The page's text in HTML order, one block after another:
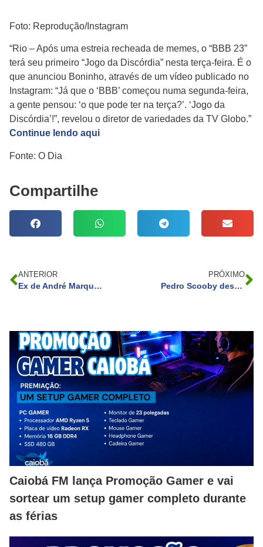
Foto: Reprodução/Instagram
“Rio – Após uma estreia recheada de memes, o “BBB 23”
terá seu primeiro “Jogo da Discórdia” nesta terça-feira. É o
que anunciou Boninho, através de um vídeo publicado no
Instagram: “Já que o ‘BBB’ começou numa segunda-feira,
a gente pensou: ‘o que pode ter na terça?’. ‘Jogo da
Discórdia’!”, revelou o diretor de variedades da TV Globo.”
Continue lendo aqui
Fonte: O Dia
Compartilhe
ANTERIOR
Ex de André Marques, Sofia Starling substitui Rafa Kalimann em cenas com José Loreto em Vai na Fé
PRÓXIMO
Pedro Scooby desabafa sobre saúde da filha e lamenta suposta doença
Caiobá FM lança Promoção Gamer e vai
sortear um setup gamer completo durante
as férias